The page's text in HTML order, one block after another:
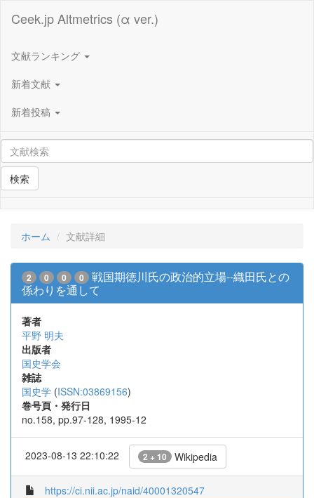
Ceek.jp Altmetrics (α ver.)
文献ランキング
新着文献
新着投稿
検索
ホーム 文献詳細
2 0 0 0
戦国期徳川氏の政治的立場--織田氏との
係わりを通して
著者
平野 明夫
出版者
国史学会
雑誌
国史学 (ISSN:03869156)
巻号頁・発行日
no.158, pp.97-128, 1995-12
2023-08-13 22:10:22 2 + 10 Wikipedia
https://ci.nii.ac.jp/naid/40001320547